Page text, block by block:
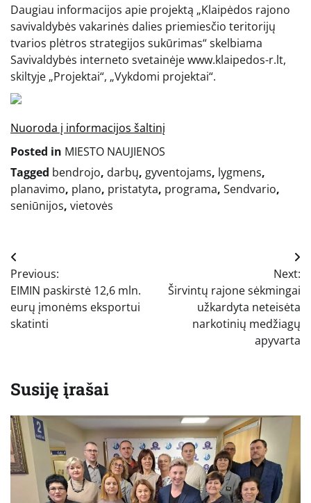
Daugiau informacijos apie projektą „Klaipėdos rajono
savivaldybės vakarinės dalies priemiesčio teritorijų
tvarios plėtros strategijos sukūrimas“ skelbiama
Savivaldybės interneto svetainėje www.klaipedos-r.lt,
skiltyje „Projektai“, „Vykdomi projektai“.
Nuoroda į informacijos šaltinį
Posted in MIESTO NAUJIENOS
Tagged bendrojo, darbų, gyventojams, lygmens,
planavimo, plano, pristatyta, programa, Sendvario,
seniūnijos, vietovės
Navigacija
tarp
įrašų
Previous:
EIMIN paskirstė 12,6 mln.
eurų įmonėms eksportui
skatinti
Next:
Širvintų rajone sėkmingai
užkardyta neteisėta
narkotinių medžiagų
apyvarta
Susiję įrašai